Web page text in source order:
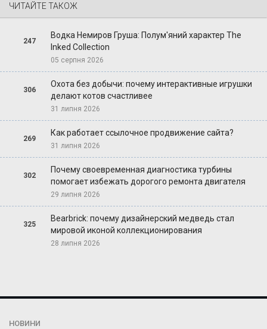
ЧИТАЙТЕ ТАКОЖ
247
Водка Немиров Груша: Полум'яний характер The
Inked Collection
05 серпня 2026
306
Охота без добычи: почему интерактивные игрушки
делают котов счастливее
31 липня 2026
269
Как работает ссылочное продвижение сайта?
31 липня 2026
302
Почему своевременная диагностика турбины
помогает избежать дорогого ремонта двигателя
29 липня 2026
325
Bearbrick: почему дизайнерский медведь стал
мировой иконой коллекционирования
28 липня 2026
НОВИНИ